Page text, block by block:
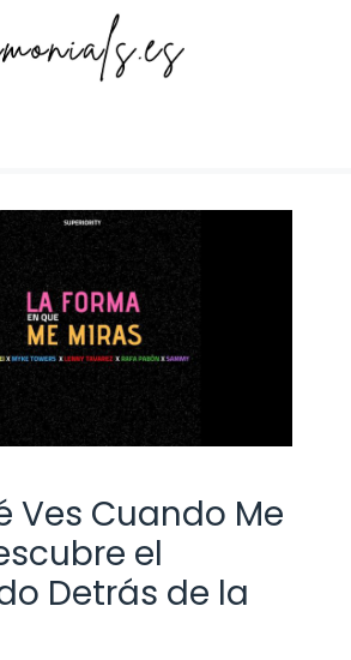
Ves Cuando Me
el
Detrás de la